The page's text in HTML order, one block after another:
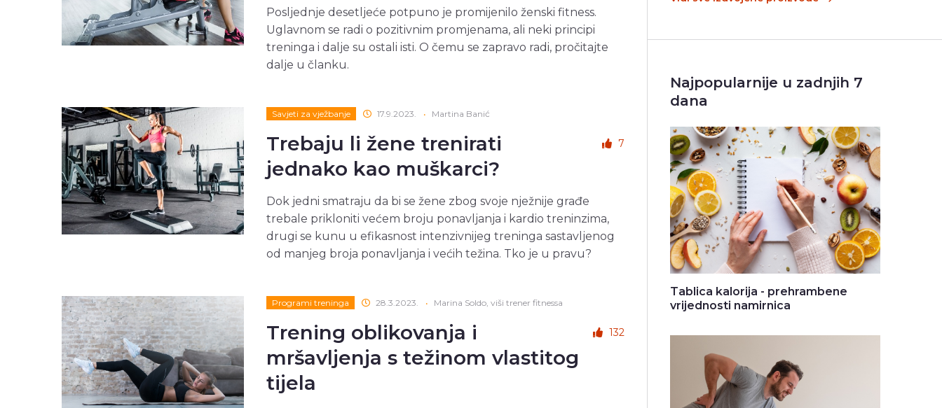
Posljednje desetljeće potpuno je promijenilo ženski fitness.
Uglavnom se radi o pozitivnim promjenama, ali neki principi
treninga i dalje su ostali isti. O čemu se zapravo radi, pročitajte
dalje u članku.
Savjeti za vježbanje 17.9.2023. • Martina Banić
Trebaju li žene trenirati
jednako kao muškarci?
7
Dok jedni smatraju da bi se žene zbog svoje nježnije građe
trebale prikloniti većem broju ponavljanja i kardio treninzima,
drugi se kunu u efikasnost intenzivnijeg treninga sastavljenog
od manjeg broja ponavljanja i većih težina. Tko je u pravu?
Programi treninga 28.3.2023. • Marina Soldo, viši trener fitnessa
Trening oblikovanja i
mršavljenja s težinom vlastitog
tijela
132
Najpopularnije u zadnjih 7
dana
Tablica kalorija - prehrambene
vrijednosti namirnica